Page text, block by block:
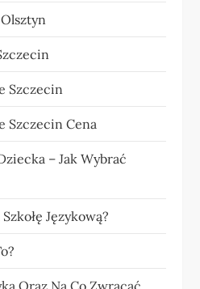
Szczecin
Szczecin Cena
– Jak Wybrać
Językową?